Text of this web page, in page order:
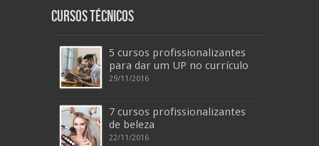
Cursos Técnicos
5 cursos profissionalizantes
para dar um UP no currículo
29/11/2016
7 cursos profissionalizantes
de beleza
22/11/2016